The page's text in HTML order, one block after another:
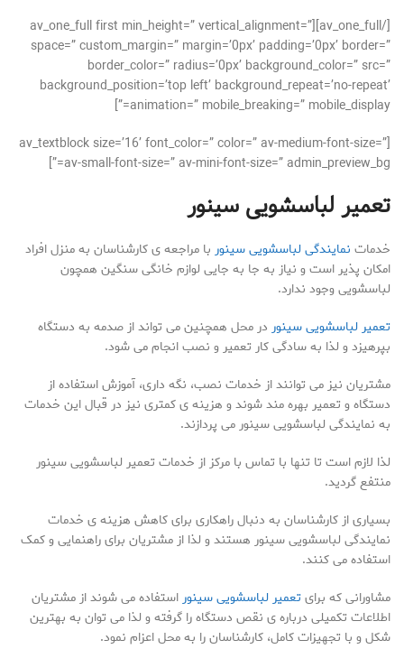
[/av_one_full][av_one_full first min_height=” vertical_alignment=”
space=” custom_margin=” margin=’0px’ padding=’0px’ border=”
border_color=” radius=’0px’ background_color=” src=”
background_position=’top left’ background_repeat=’no-repeat’
animation=” mobile_breaking=” mobile_display=”]
[av_textblock size=’16’ font_color=” color=” av-medium-font-size=”
av-small-font-size=” av-mini-font-size=” admin_preview_bg=”]
تعمیر لباسشویی سینور
خدمات نمایندگی لباسشویی سینور با مراجعه ی کارشناسان به منزل افراد
امکان پذیر است و نیاز به جا به جایی لوازم خانگی سنگین همچون
لباسشویی وجود ندارد.
تعمیر لباسشویی سینور در محل همچنین می تواند از صدمه به دستگاه
بپرهیزد و لذا به سادگی کار تعمیر و نصب انجام می شود.
مشتریان نیز می توانند از خدمات نصب، نگه داری، آموزش استفاده از
دستگاه و تعمیر بهره مند شوند و هزینه ی کمتری نیز در قبال این خدمات
به نمایندگی لباسشویی سینور می پردازند.
لذا لازم است تا تنها با تماس با مرکز از خدمات تعمیر لباسشویی سینور
منتفع گردید.
بسیاری از کارشناسان به دنبال راهکاری برای کاهش هزینه ی خدمات
نمایندگی لباسشویی سینور هستند و لذا از مشتریان برای راهنمایی و کمک
استفاده می کنند.
مشاورانی که برایتعمیر لباسشویی سینوراستفاده می شوند از مشتریان
اطلاعات تکمیلی درباره ی نقص دستگاه را گرفته و لذا می توان به بهترین
شکل و با تجهیزات کامل، کارشناسان را به محل اعزام نمود.